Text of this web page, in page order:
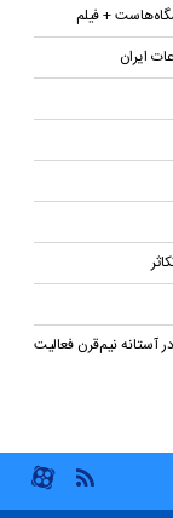
+ فیلم
ایران
آستانه نیم‌قرن فعالیت